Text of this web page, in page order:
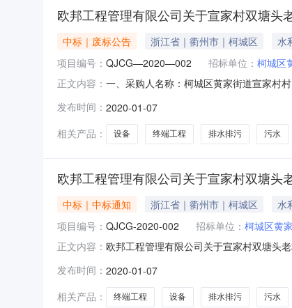
欧邦工程管理有限公司关于宣家村双塘头
中标｜废标公告 浙江省｜衢州市｜柯城区 水
项目编号： QJCG—2020—002 招标单位： 柯城区
正文内容： 一、采购人名称：柯城区黄家街道宣家村
公告期限为1个工作日，各参加政府采购
工作日内，以书面形式向采购
发布时间： 2020-01-07
相关产品：
设备 终端工程 排水排污 污水
欧邦工程管理有限公司关于宣家村双塘头
中标｜中标通知 浙江省｜衢州市｜柯城区
水
项目编号： QJCG-2020-002 招标单位： 柯城区黄
正文内容： 欧邦工程管理有限公司关于宣家村双塘头
织类型：分散采购五、采购方式：公开招
目公告期限为1个工作日，各参
发布时间： 2020-01-07
相关产品：
终端工程 设备 排水排污 污水